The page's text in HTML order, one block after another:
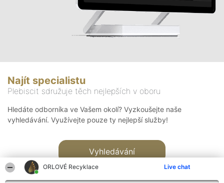
ORLOVÉ Recyklace Live chat
Najít specialistu
Plebiscit sdružuje těch nejlepších v oboru
Hledáte odborníka ve Vašem okolí? Vyzkoušejte naše
vyhledávání. Využívejte pouze ty nejlepší služby!
Vyhledávání